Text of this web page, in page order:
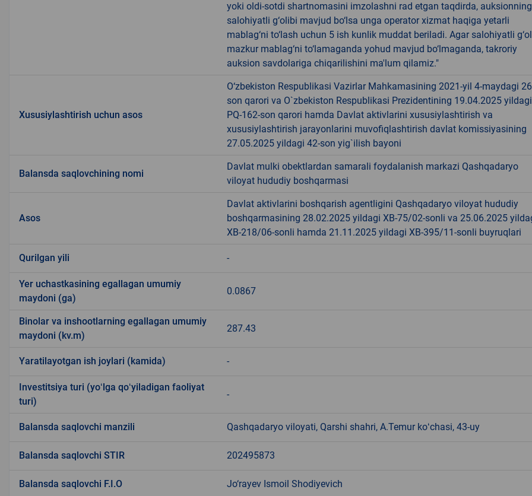
yoki oldi-sotdi shartnomasini imzolashni rad etgan taqdirda, auksionning
salohiyatli g‘olibi mavjud bo‘lsa unga operator xizmat haqiga yetarli
mablag‘ni to‘lash uchun 5 ish kunlik muddat beriladi. Agar salohiyatli
mazkur mablag‘ni to‘lamaganda yohud mavjud bo‘lmaganda, takroriy
auksion savdolariga chiqarilishini ma'lum qilamiz."
Xususiylashtirish uchun asos
O‘zbekiston Respublikasi Vazirlar Mahkamasining 2021-yil 4-maydagi
son qarori va O`zbekiston Respublikasi Prezidentining 19.04.2025 yildagi
PQ-162-son qarori hamda Davlat aktivlarini xususiylashtirish va
xususiylashtirish jarayonlarini muvofiqlashtirish davlat komissiyasining
27.05.2025 yildagi 42-son yig`ilish bayoni
Balansda saqlovchining nomi
Davlat mulki obektlardan samarali foydalanish markazi Qashqadaryo
viloyat hududiy boshqarmasi
Asos
Davlat aktivlarini boshqarish agentligini Qashqadaryo viloyat hududiy
boshqarmasining 28.02.2025 yildagi XB-75/02-sonli va 25.06.2025
XB-218/06-sonli hamda 21.11.2025 yildagi XB-395/11-sonli buyruqlari
Qurilgan yili -
Yer uchastkasining egallagan umumiy
maydoni (ga)
0.0867
Binolar va inshootlarning egallagan umumiy
maydoni (kv.m)
287.43
Yaratilayotgan ish joylari (kamida) -
Investitsiya turi (yoʻlga qoʻyiladigan faoliyat
turi)
-
Balansda saqlovchi manzili Qashqadaryo viloyati, Qarshi shahri, A.Temur koʻchasi, 43-uy
Balansda saqlovchi STIR 202495873
Balansda saqlovchi F.I.O Jo‘rayev Ismoil Shodiyevich